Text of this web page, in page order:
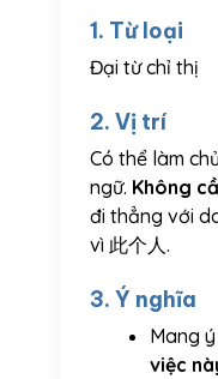
1. Từ loại
Đại từ chỉ thị
2. Vị trí
Có thể làm
ngữ. Không
đi thẳng với
vì 此个人.
3. Ý nghĩa
Mang
việc